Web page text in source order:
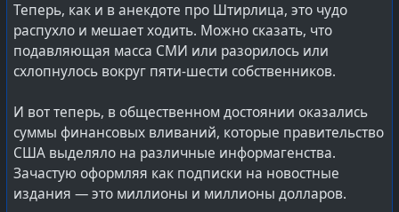
#оружие#ядерноеоружие#атом#atom#usa#сша
#lang_ru @Russia
Теперь, как и в анекдоте про Штирлица, это чудо
распухло и мешает ходить. Можно сказать, что
подавляющая масса СМИ или разорилось или
схлопнулось вокруг пяти-шести собственников.
И вот теперь, в общественном достоянии оказались
суммы финансовых вливаний, которые правительство
США выделяло на различные информагенства.
Зачастую оформляя как подписки на новостные
издания — это миллионы и миллионы долларов.